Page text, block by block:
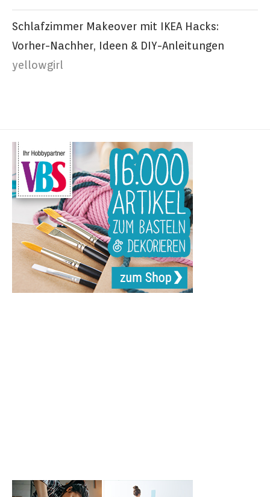
Schlafzimmer Makeover mit IKEA Hacks:
Vorher-Nachher, Ideen & DIY-Anleitungen
yellowgirl